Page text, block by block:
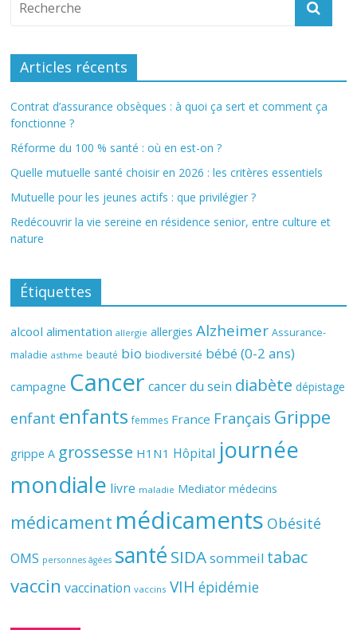
Articles récents
Contrat d’assurance obsèques : à quoi ça sert et comment ça
fonctionne ?
Réforme du 100 % santé : où en est-on ?
Quelle mutuelle santé choisir en 2026 : les critères essentiels
Mutuelle pour les jeunes actifs : que privilégier ?
Redécouvrir la vie sereine en résidence senior, entre culture et
nature
Étiquettes
alcool alimentation allergie allergies Alzheimer Assurance-
maladie asthme beauté bio biodiversité bébé (0-2 ans)
campagne Cancer cancer du sein diabète dépistage
enfant enfants femmes France Français Grippe
grippe A grossesse H1N1 Hôpital journée
mondiale livre maladie Mediator médecins
médicament médicaments Obésité
OMS personnes âgées santé SIDAsommeil tabac
vaccin vaccination vaccins VIH épidémie